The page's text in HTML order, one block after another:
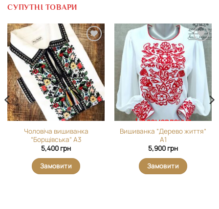
СУПУТНІ ТОВАРИ
Додати
виріб у
вибране
Чоловіча вишиванка
“Борщівська” А3
5,400 грн
Замовити
Додати
виріб у
вибране
На замовлення
Вишиванка “Дерево життя”
А1
5,900 грн
Замовити